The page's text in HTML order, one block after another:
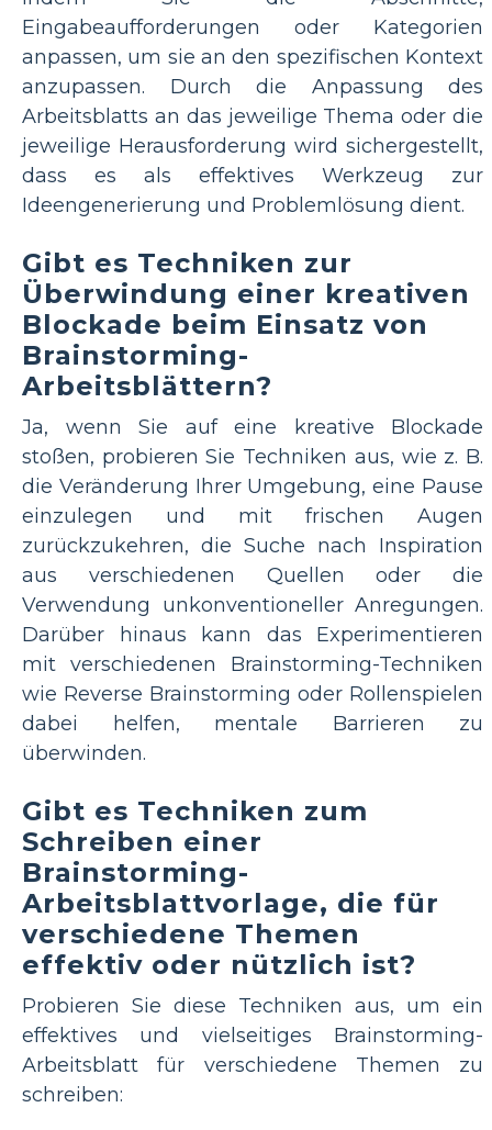
Eingabeaufforderungen oder Kategorien
anpassen, um sie an den spezifischen Kontext
anzupassen. Durch die Anpassung des
Arbeitsblatts an das jeweilige Thema oder die
jeweilige Herausforderung wird sichergestellt,
dass es als effektives Werkzeug zur
Ideengenerierung und Problemlösung dient.
Gibt es Techniken zur
Überwindung einer kreativen
Blockade beim Einsatz von
Brainstorming-
Arbeitsblättern?
Ja, wenn Sie auf eine kreative Blockade
stoßen, probieren Sie Techniken aus, wie z. B.
die Veränderung Ihrer Umgebung, eine Pause
einzulegen und mit frischen Augen
zurückzukehren, die Suche nach Inspiration
aus verschiedenen Quellen oder die
Verwendung unkonventioneller Anregungen.
Darüber hinaus kann das Experimentieren
mit verschiedenen Brainstorming-Techniken
wie Reverse Brainstorming oder Rollenspielen
dabei helfen, mentale Barrieren zu
überwinden.
Gibt es Techniken zum
Schreiben einer
Brainstorming-
Arbeitsblattvorlage, die für
verschiedene Themen
effektiv oder nützlich ist?
Probieren Sie diese Techniken aus, um ein
effektives und vielseitiges Brainstorming-
Arbeitsblatt für verschiedene Themen zu
schreiben: